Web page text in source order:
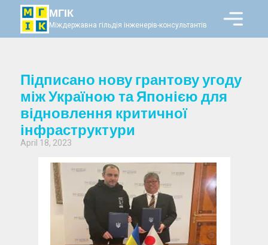
МГІК
Міждержавна гільдія інженерів-консультантів
Підписано нову грантову угоду
між Україною та Японією для
відновлення критичної
інфраструктури
April 18, 2023